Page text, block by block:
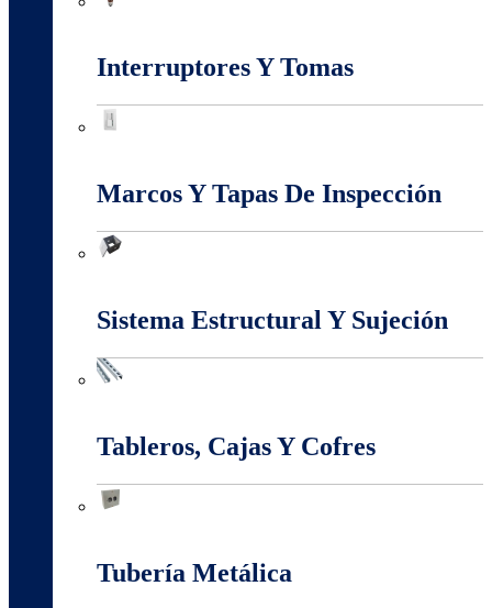
Interruptores Y Tomas
Marcos Y Tapas De Inspección
Sistema Estructural Y Sujeción
Tableros, Cajas Y Cofres
Tubería Metálica